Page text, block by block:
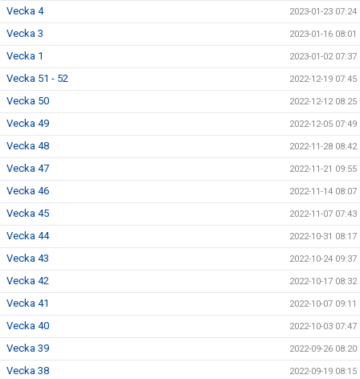
Vecka 4 2023-01-23 07:24
Vecka 3 2023-01-16 08:01
Vecka 1 2023-01-02 07:37
Vecka 51 - 52 2022-12-19 07:45
Vecka 50 2022-12-12 08:25
Vecka 49 2022-12-05 07:49
Vecka 48 2022-11-28 08:42
Vecka 47 2022-11-21 09:55
Vecka 46 2022-11-14 08:07
Vecka 45 2022-11-07 07:43
Vecka 44 2022-10-31 08:17
Vecka 43 2022-10-24 09:37
Vecka 42 2022-10-17 08:32
Vecka 41 2022-10-07 09:11
Vecka 40 2022-10-03 07:47
Vecka 39 2022-09-26 08:20
Vecka 38 2022-09-19 08:15